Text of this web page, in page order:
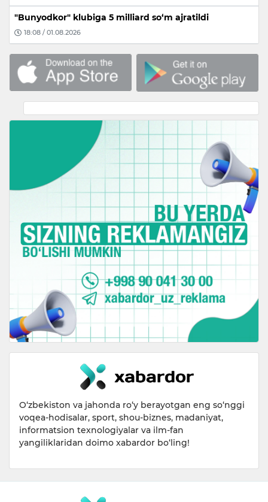
"Bunyodkor" klubiga 5 milliard so‘m ajratildi
18:08 / 01.08.2026
O‘zbekiston va jahonda ro‘y berayotgan eng so‘nggi
voqea-hodisalar, sport, shou-biznes, madaniyat,
informatsion texnologiyalar va ilm-fan
yangiliklaridan doimo xabardor bo‘ling!